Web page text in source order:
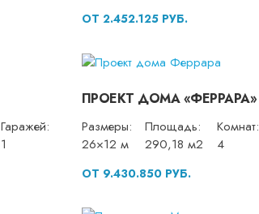
ОТ 2.452.125 РУБ.
Гаражей:
1
ПРОЕКТ ДОМА «ФЕРРАРА»
Размеры:
26×12 м
Площадь:
290,18 м2
Комнат:
4
ОТ 9.430.850 РУБ.